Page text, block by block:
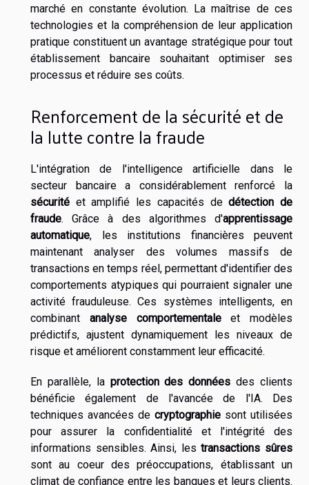
marché en constante évolution. La maîtrise de ces
technologies et la compréhension de leur application
pratique constituent un avantage stratégique pour tout
établissement bancaire souhaitant optimiser ses
processus et réduire ses coûts.
Renforcement de la sécurité et de
la lutte contre la fraude
L'intégration de l'intelligence artificielle dans le
secteur bancaire a considérablement renforcé la
sécurité et amplifié les capacités dedétection de
fraude. Grâce à des algorithmes d'apprentissage
automatique, les institutions financières peuvent
maintenant analyser des volumes massifs de
transactions en temps réel, permettant d'identifier des
comportements atypiques qui pourraient signaler une
activité frauduleuse. Ces systèmes intelligents, en
combinant analyse comportementaleet modèles
prédictifs, ajustent dynamiquement les niveaux de
risque et améliorent constamment leur efficacité.
En parallèle, la protection des données des clients
bénéficie également de l'avancée de l'IA. Des
techniques avancées de cryptographie sont utilisées
pour assurer la confidentialité et l'intégrité des
informations sensibles. Ainsi, lestransactions sûres
sont au coeur des préoccupations, établissant un
climat de confiance entre les banques et leurs clients.